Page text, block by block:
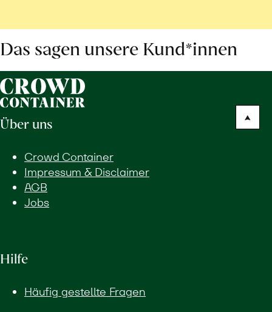
Das sagen unsere Kund*innen
Über uns
Crowd Container
Impressum & Disclaimer
AGB
Jobs
Hilfe
Häufig gestellte Fragen